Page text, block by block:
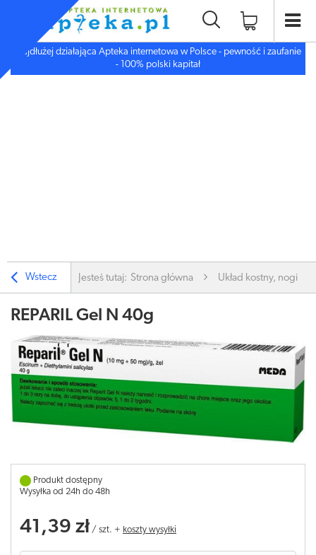
Najdłużej działająca Apteka internetowa w Polsce - pewność i zaufanie
- 100% polski kapitał
Wstecz Jesteś tutaj: Strona główna Układ kostny, nogi
REPARIL Gel N 40g
Produkt dostępny
Wysyłka od 24h do 48h
41,39 zł / szt. + koszty wysyłki